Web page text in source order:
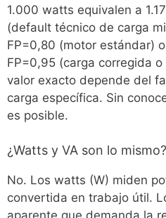
1.000 watts equivalen a
(default técnico de carga
FP=0,80 (motor estándar)
FP=0,95 (carga corregida
valor exacto depende del
carga específica. Sin
es posible.
¿Watts y VA son lo mismo?
No. Los watts (W) miden
convertida en trabajo útil.
aparente que demanda la